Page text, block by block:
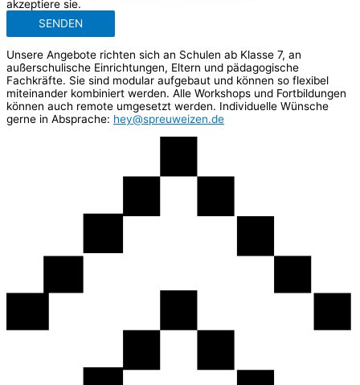
akzeptiere sie.
SENDEN
Unsere Angebote richten sich an Schulen ab Klasse 7, an
außerschulische Einrichtungen, Eltern und pädagogische
Fachkräfte. Sie sind modular aufgebaut und können so flexibel
miteinander kombiniert werden. Alle Workshops und Fortbildungen
können auch remote umgesetzt werden. Individuelle Wünsche
gerne in Absprache: hey@spreuweizen.de